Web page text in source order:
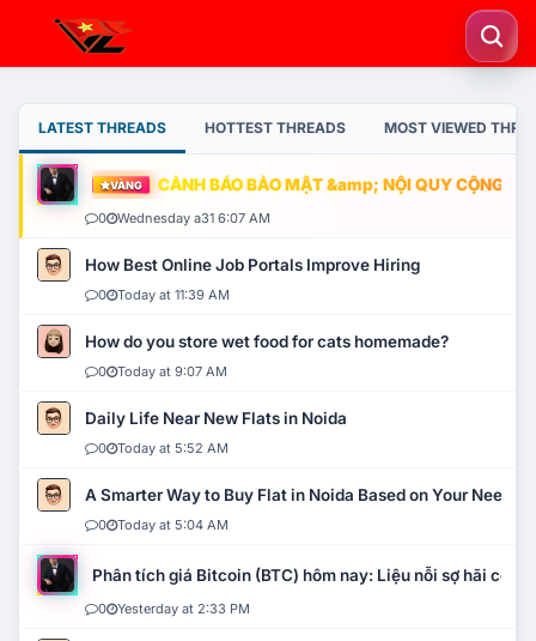
LATEST THREADS HOTTEST THREADS MOST VIEWED
VÀNG CẢNH BÁO BẢO MẬT &amp; NỘI QUY CỘNG
0 Wednesday a31 6:07 AM
How Best Online Job Portals Improve Hiring
0 Today at 11:39 AM
How do you store wet food for cats homemade?
0 Today at 9:07 AM
Daily Life Near New Flats in Noida
0 Today at 5:52 AM
A Smarter Way to Buy Flat in Noida Based on Your Needs
0 Today at 5:04 AM
Phân tích giá Bitcoin (BTC) hôm nay: Liệu nỗi sợ hãi có
0 Yesterday at 2:33 PM